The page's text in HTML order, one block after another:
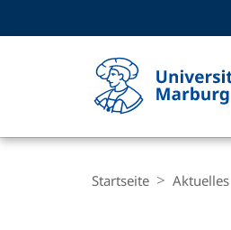
Philipps-
Navigation
Startseite Aktuelles